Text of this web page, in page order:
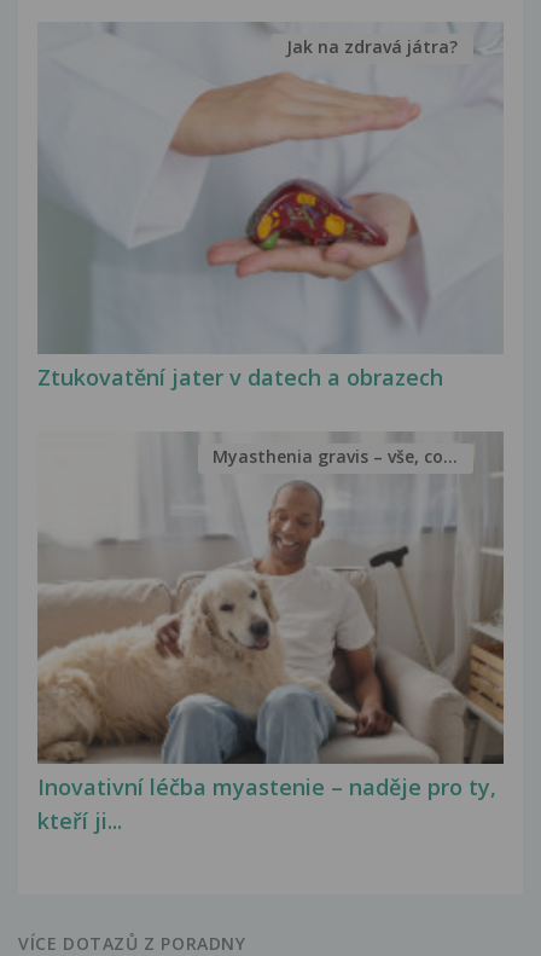
Ztukovatění jater v datech a obrazech
Jak na zdravá játra?
Inovativní léčba myastenie – naděje pro ty,
kteří ji...
Myasthenia gravis – vše, co...
VÍCE DOTAZŮ Z PORADNY